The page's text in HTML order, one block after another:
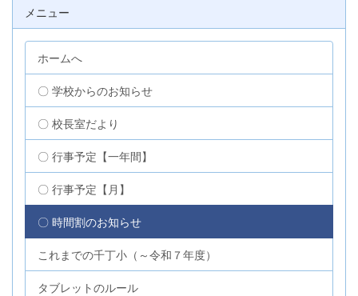
メニュー
ホームへ
〇 学校からのお知らせ
〇 校長室だより
〇 行事予定【一年間】
〇 行事予定【月】
〇 時間割のお知らせ
これまでの千丁小（～令和７年度）
タブレットのルール